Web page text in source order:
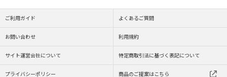
ご利用ガイド よくあるご質問
お問い合わせ 利用規約
サイト運営会社について 特定商取引法に基づく表記について
プライバシーポリシー 商品のご提案はこちら